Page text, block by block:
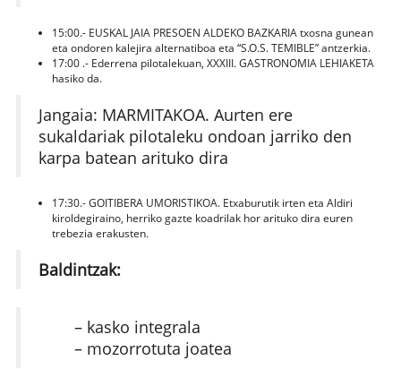
15:00.- EUSKAL JAIA PRESOEN ALDEKO BAZKARIA txosna gunean
eta ondoren kalejira alternatiboa eta “S.O.S. TEMIBLE” antzerkia.
17:00 .- Ederrena pilotalekuan, XXXIII. GASTRONOMIA LEHIAKETA
hasiko da.
Jangaia: MARMITAKOA. Aurten ere
sukaldariak pilotaleku ondoan jarriko den
karpa batean arituko dira
17:30.- GOITIBERA UMORISTIKOA. Etxaburutik irten eta Aldiri
kiroldegiraino, herriko gazte koadrilak hor arituko dira euren
trebezia erakusten.
Baldintzak:
– kasko integrala
– mozorrotuta joatea